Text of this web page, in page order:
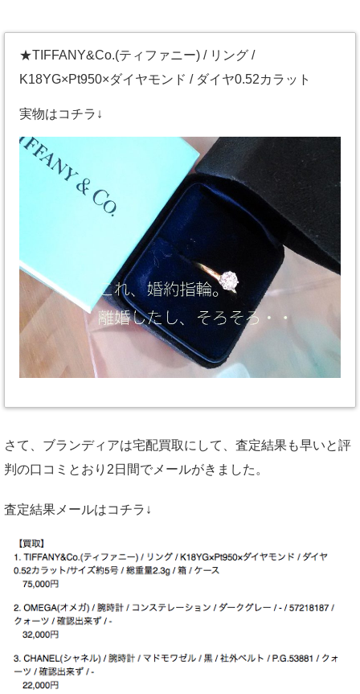
★TIFFANY&Co.(ティファニー) / リング /
K18YG×Pt950×ダイヤモンド / ダイヤ0.52カラット
実物はコチラ↓
さて、ブランディアは宅配買取にして、査定結果も早いと評
判の口コミとおり2日間でメールがきました。
査定結果メールはコチラ↓